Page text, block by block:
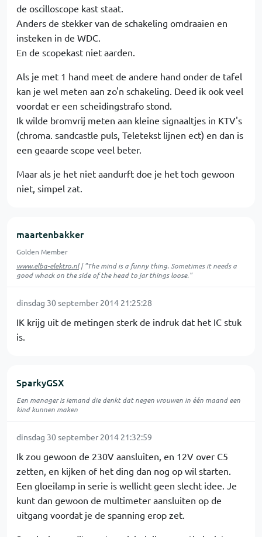
de oscilloscope kast staat.
Anders de stekker van de schakeling omdraaien en
insteken in de WDC.
En de scopekast niet aarden.
Als je met 1 hand meet de andere hand onder de tafel
kan je wel meten aan zo'n schakeling. Deed ik ook veel
voordat er een scheidingstrafo stond.
Ik wilde bromvrij meten aan kleine signaaltjes in KTV's
(chroma. sandcastle puls, Teletekst lijnen ect) en dan is
een geaarde scope veel beter.
Maar als je het niet aandurft doe je het toch gewoon
niet, simpel zat.
maartenbakker
Golden Member
www.elba-elektro.nl| "The mind is a funny thing. Sometimes it needs a
good whack on the side of the head to jar things loose."
dinsdag 30 september 2014 21:25:28
IK krijg uit de metingen sterk de indruk dat het IC stuk
is.
SparkyGSX
Een manager is iemand die denkt dat negen vrouwen in één maand een
kind kunnen maken
dinsdag 30 september 2014 21:32:59
Ik zou gewoon de 230V aansluiten, en 12V over C5
zetten, en kijken of het ding dan nog op wil starten.
Een gloeilamp in serie is wellicht geen slecht idee. Je
kunt dan gewoon de multimeter aansluiten op de
uitgang voordat je de spanning erop zet.